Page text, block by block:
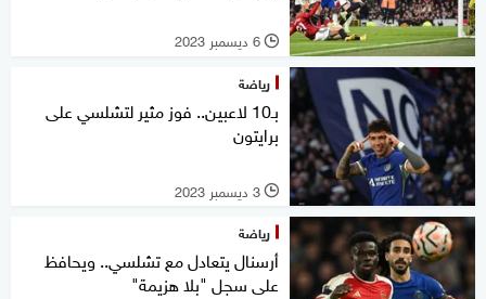
l 6 ديسمبر 2023
رياضة
بـ10 لاعبين.. فوز مثير لتشلسي على
برايتون
l 3 ديسمبر 2023
رياضة
أرسنال يتعادل مع تشلسي.. ويحافظ
على سجل "بلا هزيمة"